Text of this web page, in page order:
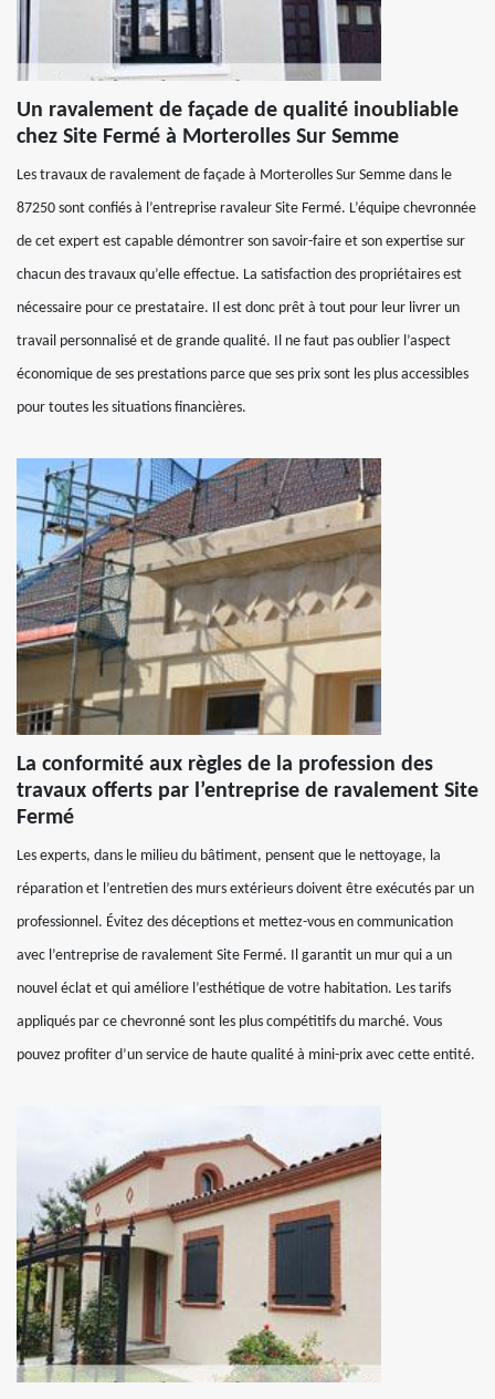
Un ravalement de façade de qualité inoubliable
chez Site Fermé à Morterolles Sur Semme
Les travaux de ravalement de façade à Morterolles Sur Semme dans le
87250 sont confiés à l’entreprise ravaleur Site Fermé. L’équipe chevronnée
de cet expert est capable démontrer son savoir-faire et son expertise sur
chacun des travaux qu’elle effectue. La satisfaction des propriétaires est
nécessaire pour ce prestataire. Il est donc prêt à tout pour leur livrer un
travail personnalisé et de grande qualité. Il ne faut pas oublier l’aspect
économique de ses prestations parce que ses prix sont les plus accessibles
pour toutes les situations financières.
La conformité aux règles de la profession des
travaux offerts par l’entreprise de ravalement Site
Fermé
Les experts, dans le milieu du bâtiment, pensent que le nettoyage, la
réparation et l’entretien des murs extérieurs doivent être exécutés par un
professionnel. Évitez des déceptions et mettez-vous en communication
avec l’entreprise de ravalement Site Fermé. Il garantit un mur qui a un
nouvel éclat et qui améliore l’esthétique de votre habitation. Les tarifs
appliqués par ce chevronné sont les plus compétitifs du marché. Vous
pouvez profiter d’un service de haute qualité à mini-prix avec cette entité.